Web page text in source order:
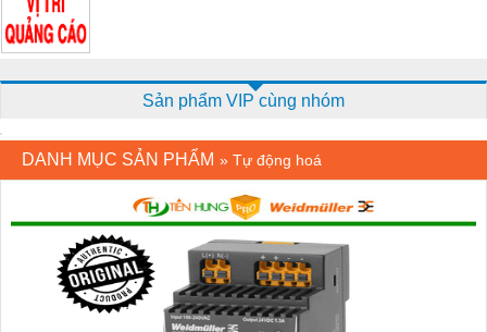
Sản phẩm VIP cùng nhóm
DANH MỤC SẢN PHẨM » Tự động hoá